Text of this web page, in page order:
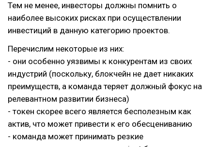
Тем не менее, инвесторы должны помнить о
наиболее высоких рисках при осуществлении
инвестиций в данную категорию проектов.
Перечислим некоторые из них:
- они особенно уязвимы к конкурентам из своих
индустрий (поскольку, блокчейн не дает никаких
преимуществ, а команда теряет должный фокус на
релевантном развитии бизнеса)
- токен скорее всего является бесполезным как
актив, что может привести к его обесцениванию
- команда может принимать резкие